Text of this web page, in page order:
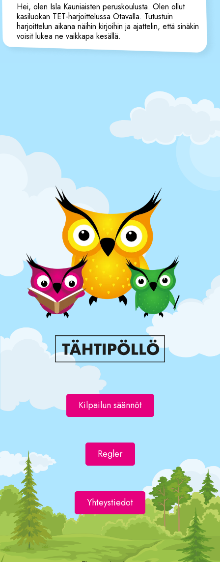
Hei, olen Isla Kauniaisten peruskoulusta. Olen ollut
kasiluokan TET-harjoittelussa Otavalla. Tutustuin
harjoittelun aikana näihin kirjoihin ja ajattelin, että sinäkin
voisit lukea ne vaikkapa kesällä.
Kilpailun säännöt
Regler
Yhteystiedot